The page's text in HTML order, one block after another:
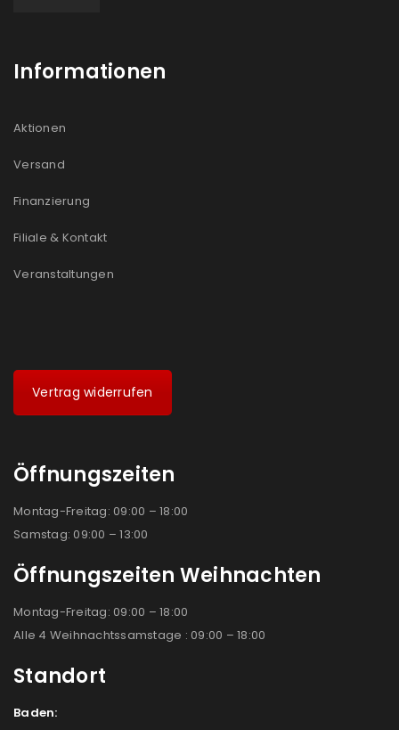
Informationen
Aktionen
Versand
Finanzierung
Filiale & Kontakt
Veranstaltungen
Vertrag widerrufen
Öffnungszeiten
Montag-Freitag: 09:00 – 18:00
Samstag: 09:00 – 13:00
Öffnungszeiten Weihnachten
Montag-Freitag: 09:00 – 18:00
Alle 4 Weihnachtssamstage : 09:00 – 18:00
Standort
Baden: